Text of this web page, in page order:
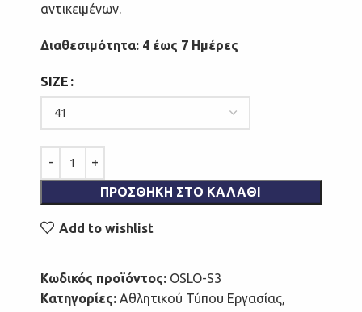
αντικειμένων.
Διαθεσιμότητα: 4 έως 7 Ημέρες
SIZE
ΠΡΟΣΘΉΚΗ ΣΤΟ ΚΑΛΆΘΙ
Add to wishlist
Κωδικός προϊόντος: OSLO-S3
Κατηγορίες: Αθλητικού Τύπου Εργασίας,